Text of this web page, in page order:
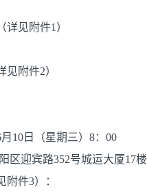
见附件1）
附件2）
10日（星期三）8：00
区迎宾路352号城运大厦17楼
附件3）：